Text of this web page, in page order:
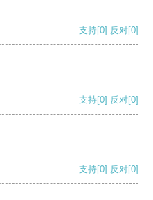
支持[0] 反对[0]
支持[0] 反对[0]
支持[0] 反对[0]